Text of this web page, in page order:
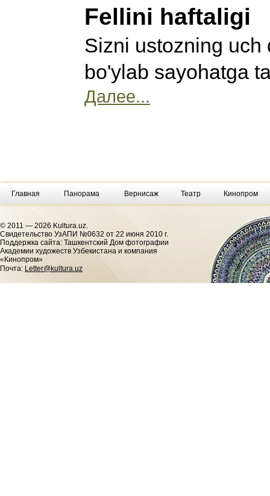
Fellini haftaligi
Sizni ustozning uch
bo'ylab sayohatga
Далее...
Главная Панорама Вернисаж Театр Кинопром
© 2011 — 2026 Kultura.uz.
Cвидетельство УзАПИ №0632 от 22 июня 2010 г.
Поддержка сайта: Ташкентский Дом фотографии
Академии художеств Узбекистана и компания
«Кинопром»
Почта: Letter@kultura.uz